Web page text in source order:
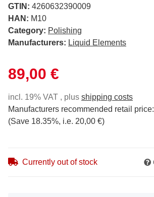
GTIN: 4260632390009
HAN: M10
Category: Polishing
Manufacturers: Liquid Elements
89,00 €
incl. 19% VAT , plus shipping costs
Manufacturers recommended retail price:
(Save 18.35%, i.e. 20,00 €)
Currently out of stock